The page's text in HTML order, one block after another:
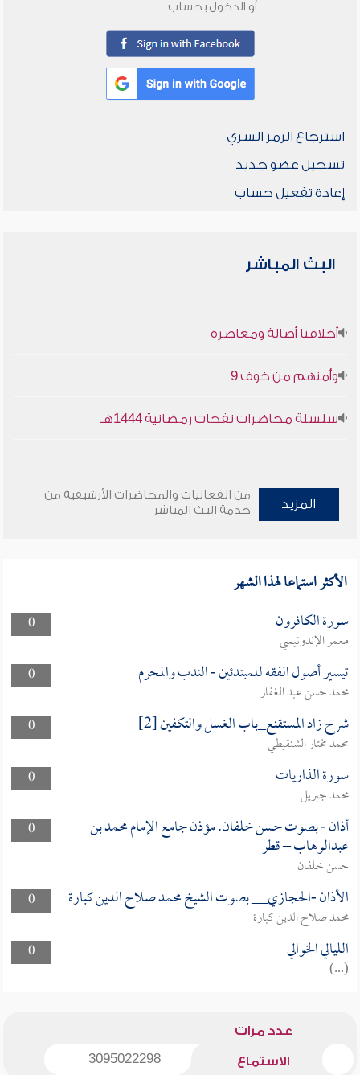
أو الدخول بحساب
استرجاع الرمز السري
تسجيل عضو جديد
إعادة تفعيل حساب
البث المباشر
أخلاقنا أصالة ومعاصرة
وأمنهم من خوف 9
سلسلة محاضرات نفحات رمضانية 1444هـ
المزيد
من الفعاليات والمحاضرات الأرشيفية من
خدمة البث المباشر
الأكثر استماعا لهذا الشهر
0 سورة الكافرون
معمر الإندونيسي
0
تيسير أصول الفقه للمبتدئين - الندب والمحرم
محمد حسن عبد الغفار
0
شرح زاد المستقنع_باب الغسل والتكفين [2]
محمد مختار الشنقيطي
0
سورة الذاريات
محمد جبريل
0
أذان - بصوت حسن خلفان. مؤذن جامع الإمام محمد بن
عبدالوهاب – قطر
حسن خلفان
0
الأذان -الحجازي__ بصوت الشيخ محمد صلاح الدين كبارة
محمد صلاح الدين كبارة
0
الليالي الخوالي
(...)
عدد مرات
الاستماع 3095022298